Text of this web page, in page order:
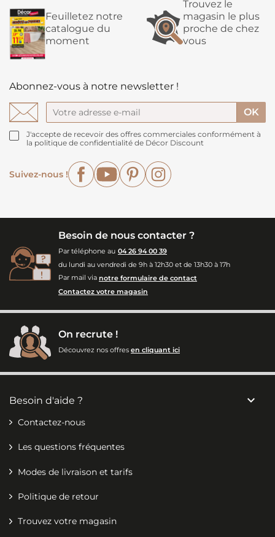
Feuilletez notre
catalogue du
moment
Trouvez le
magasin le plus
proche de chez
vous
Abonnez-vous à notre newsletter !
J'accepte de recevoir des offres commerciales conformément à
la politique de confidentialité de Décor Discount
Suivez-nous !
FacebookYouTubePinterest
Besoin de nous contacter ?
Par téléphone au 04 26 94 00 39
du lundi au vendredi de 9h à 12h30 et de 13h30 à 17h
Par mail via notre formulaire de contact
Contactez votre magasin
On recrute !
Découvrez nos offres en cliquant ici
Besoin d'aide ? 
Contactez-nous
Les questions fréquentes
Modes de livraison et tarifs
Politique de retour
Trouvez votre magasin